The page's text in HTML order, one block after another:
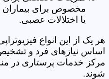
مخصوص برای بیماران
یا اختلالات عصبی.
هر یک از این انواع
اساس نیازهای فرد و
مرکز خدمات پرستاری در
شوند.